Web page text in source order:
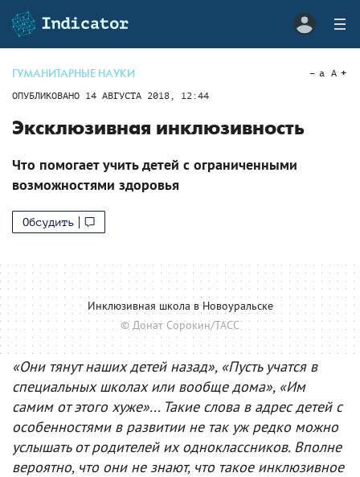
ГУМАНИТАРНЫЕ НАУКИ
ОПУБЛИКОВАНО 14 АВГУСТА 2018, 12:44
a A
Эксклюзивная инклюзивность
Что помогает учить детей с ограниченными
возможностями здоровья
Обсудить
Инклюзивная школа в Новоуральске
© Донат Сорокин/ТАСС
«Они тянут наших детей назад», «Пусть учатся в
специальных школах или вообще дома», «Им
самим от этого хуже»... Такие слова в адрес детей с
особенностями в развитии не так уж редко можно
услышать от родителей их одноклассников. Вполне
вероятно, что они не знают, что такое инклюзивное